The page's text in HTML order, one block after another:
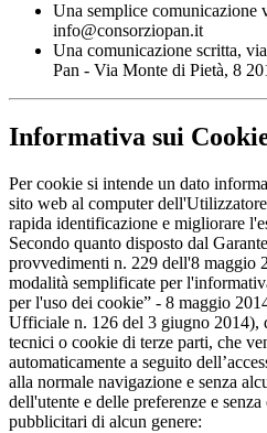
Una semplice comunicazione
info@consorziopan.it
Una comunicazione scritta,
Pan - Via Monte di Pietà, 8
Informativa sui
Per cookie si intende un dato
sito web al computer
rapida identificazione e migliorare
Secondo quanto disposto dal
provvedimenti n. 229 dell'8 maggio
modalità semplificate per
per l'uso dei cookie” - 8 maggio
Ufficiale n. 126 del 3 giugno 2014),
tecnici o cookie di terze parti, che
automaticamente a seguito
alla normale navigazione e senza
dell'utente e delle preferenze e
pubblicitari di alcun genere: